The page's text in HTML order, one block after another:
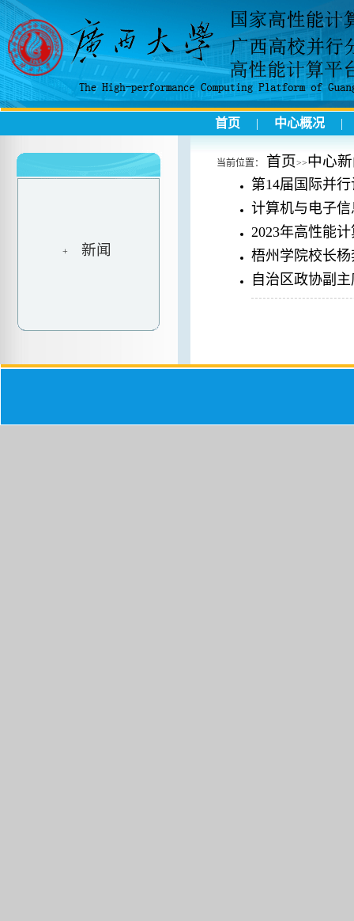
首页 | 中心概况
+ 新闻
当前位置： 首页>>中心
第14届国际并
计算机与电子
2023年高性能
梧州学院校长
自治区政协副